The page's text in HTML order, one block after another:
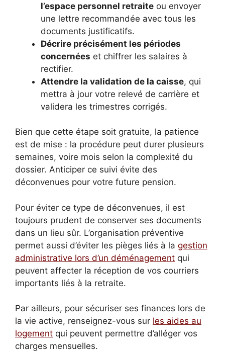
l’espace personnel retraite ou envoyer
une lettre recommandée avec tous les
documents justificatifs.
Décrire précisément les périodes
concernées et chiffrer les salaires à
rectifier.
Attendre la validation de la caisse, qui
mettra à jour votre relevé de carrière et
validera les trimestres corrigés.
Bien que cette étape soit gratuite, la patience
est de mise : la procédure peut durer plusieurs
semaines, voire mois selon la complexité du
dossier. Anticiper ce suivi évite des
déconvenues pour votre future pension.
Pour éviter ce type de déconvenues, il est
toujours prudent de conserver ses documents
dans un lieu sûr. L’organisation préventive
permet aussi d’éviter les pièges liés à la gestion
administrative lors d’un déménagement qui
peuvent affecter la réception de vos courriers
importants liés à la retraite.
Par ailleurs, pour sécuriser ses finances lors de
la vie active, renseignez-vous sur les aides au
logement qui peuvent permettre d’alléger vos
charges mensuelles.